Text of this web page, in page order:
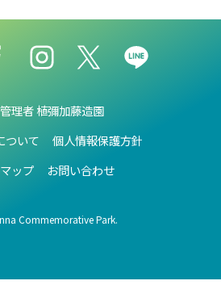
理者 植彌加藤造園
ついて
個人情報保護方針
ップ
お問い合わせ
Commemorative Park.